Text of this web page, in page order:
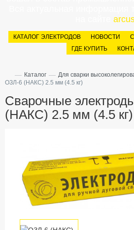
КАТАЛОГ ЭЛЕКТРОДОВ НОВОСТИ
ГДЕ КУПИТЬ
— Каталог — Для сварки
ОЗЛ-6 (НАКС) 2.5 мм (4.5 кг)
Сварочные
(НАКС) 2.5 мм (4.5 кг)